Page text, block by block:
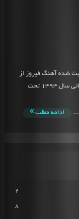
امتیاز 9.4 از 288 امتیاز ثبت شده آهنگ فیروز از
هیچکس با آهنگسازی مهدیار آقاجانی در روزهای پایانی سال 1393 تحت
ادامه مطلب
2
8